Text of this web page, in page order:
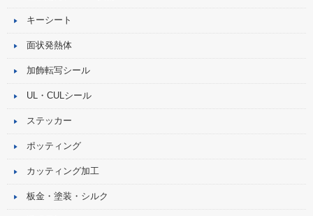
キーシート
面状発熱体
加飾転写シール
UL・CULシール
ステッカー
ポッティング
カッティング加工
板金・塗装・シルク